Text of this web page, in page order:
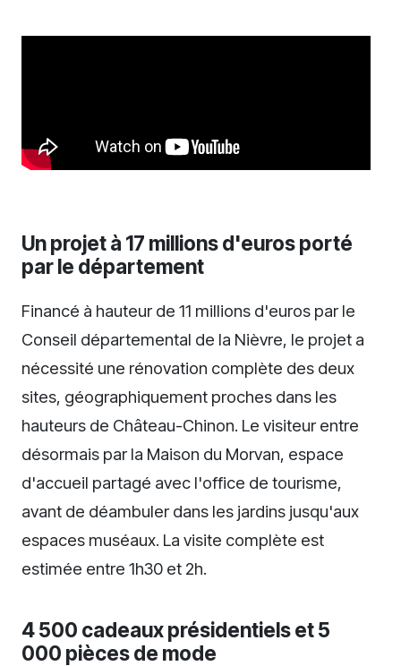
Un projet à 17 millions d'euros porté
par le département
Financé à hauteur de 11 millions d'euros par le
Conseil départemental de la Nièvre, le projet a
nécessité une rénovation complète des deux
sites, géographiquement proches dans les
hauteurs de Château-Chinon. Le visiteur entre
désormais par la Maison du Morvan, espace
d'accueil partagé avec l'office de tourisme,
avant de déambuler dans les jardins jusqu'aux
espaces muséaux. La visite complète est
estimée entre 1h30 et 2h.
4 500 cadeaux présidentiels et 5
000 pièces de mode